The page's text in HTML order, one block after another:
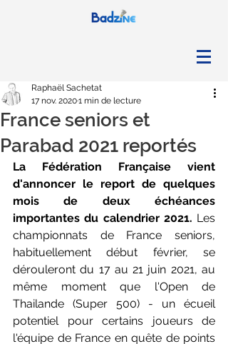
France seniors et
Parabad 2021 reportés
Raphaël Sachetat
17 nov. 20201 min de lecture
La Fédération Française vient
d'annoncer le report de quelques
mois de deux échéances
importantes du calendrier 2021. Les
championnats de France seniors,
habituellement début février, se
dérouleront du 17 au 21 juin 2021, au
même moment que l'Open de
Thailande (Super 500) - un écueil
potentiel pour certains joueurs de
l'équipe de France en quête de points